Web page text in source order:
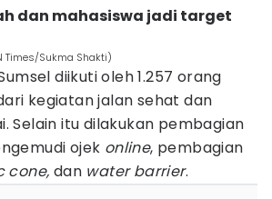
dan mahasiswa jadi target
Times/Sukma Shakti)
diikuti oleh 1.257 orang
kegiatan jalan sehat dan
Selain itu dilakukan pembagian
ojek online, pembagian
cone, dan water barrier.